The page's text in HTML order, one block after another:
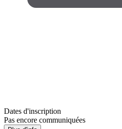
Dates d'inscription
Pas encore communiquées